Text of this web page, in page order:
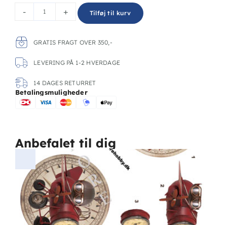
- + Tilføj til kurv
GRATIS FRAGT OVER 350,-
LEVERING PÅ 1-2 HVERDAGE
14 DAGES RETURRET
Betalingsmuligheder
Anbefalet til dig